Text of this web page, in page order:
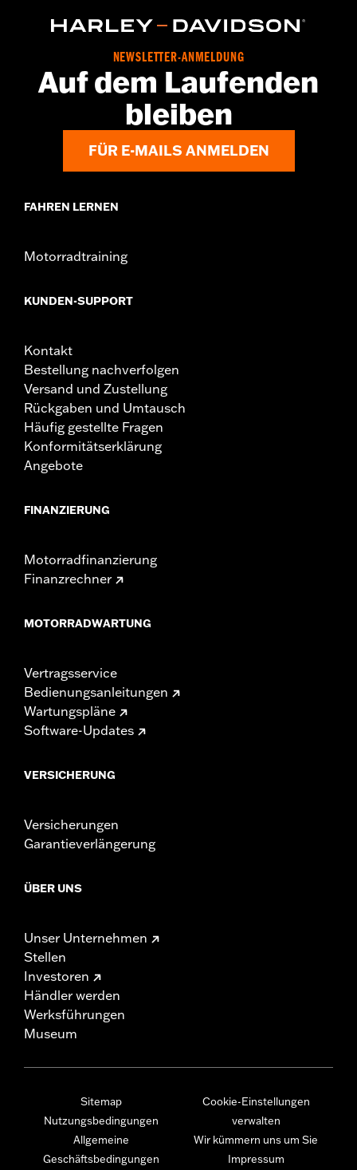
mit Boom! Box 6.5GT oder Boom! Box GTS Audio-System.
Modelle von ’14 bis ’17 erfordern Kabelbaum für das Wireless
Headset Schnittstellenmodul P/N 69201726. Der Einbau an
Satellitenradio beeinträchtigen. Der Einbau an Fahrzeugen mit
drahtlosen Headsets beeinträchtigen. Die Software muss vom
Händler mittels Digital Technician™ aktualisiert werden. Einbau
durch den Händler wird empfohlen.
Schnittstellenmodul
NOTIZEN:Auswirkung der Nachrüstung auf die Funktionen
Bikes nicht mehr zur Verfügung. Ein verkabeltes
NEWSLETTER-ANMELDUNG
Auf dem Laufenden
bleiben
FÜR E-MAILS ANMELDEN
FAHREN LERNEN
Motorradtraining
KUNDEN-SUPPORT
Kontakt
Bestellung nachverfolgen
Versand und Zustellung
Rückgaben und Umtausch
Häufig gestellte Fragen
Konformitätserklärung
Angebote
FINANZIERUNG
Motorradfinanzierung
Finanzrechner
MOTORRADWARTUNG
Vertragsservice
Bedienungsanleitungen
Wartungspläne
Software-Updates
VERSICHERUNG
Versicherungen
Garantieverlängerung
ÜBER UNS
Unser Unternehmen
Stellen
Investoren
Händler werden
Werksführungen
Museum
Sitemap
Nutzungsbedingungen
Allgemeine
Geschäftsbedingungen
Cookie-Einstellungen
verwalten
Wir kümmern uns um Sie
Impressum